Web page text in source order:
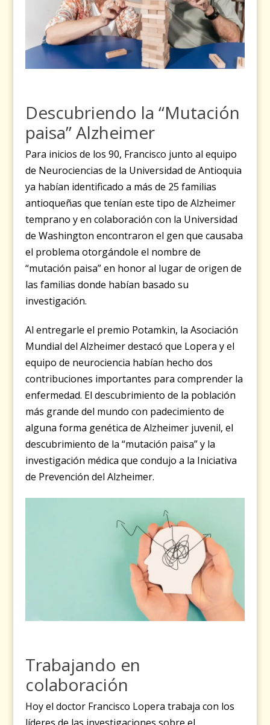
Descubriendo la “Mutación
paisa” Alzheimer
Para inicios de los 90, Francisco junto al equipo
de Neurociencias de la Universidad de Antioquia
ya habían identificado a más de 25 familias
antioqueñas que tenían este tipo de Alzheimer
temprano y en colaboración con la Universidad
de Washington encontraron el gen que causaba
el problema otorgándole el nombre de
“mutación paisa” en honor al lugar de origen de
las familias donde habían basado su
investigación.
Al entregarle el premio Potamkin, la Asociación
Mundial del Alzheimer destacó que Lopera y el
equipo de neurociencia habían hecho dos
contribuciones importantes para comprender la
enfermedad. El descubrimiento de la población
más grande del mundo con padecimiento de
alguna forma genética de Alzheimer juvenil, el
descubrimiento de la “mutación paisa” y la
investigación médica que condujo a la Iniciativa
de Prevención del Alzheimer.
Trabajando en
colaboración
Hoy el doctor Francisco Lopera trabaja con los